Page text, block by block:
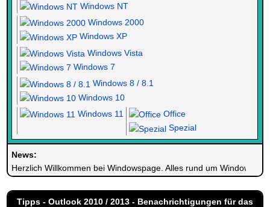
Windows NT
Windows 2000
Windows XP
Windows Vista
Windows 7
Windows 8 / 8.1
Windows 10
Windows 11
Office
Spezial
News:
Herzlich Willkommen bei Windowspage. Alles rund um Windows.
Tipps - Outlook 2010 / 2013 - Benachrichtigungen für das